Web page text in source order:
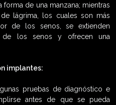
de una manzana; mientras
lágrima, los cuales son más
de los senos, se extienden
de los senos y ofrecen una
implantes:
pruebas de diagnóstico e
antes de que se pueda